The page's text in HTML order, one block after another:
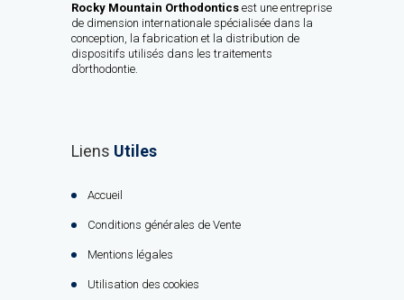
Rocky Mountain Orthodontics est une entreprise
de dimension internationale spécialisée dans la
conception, la fabrication et la distribution de
dispositifs utilisés dans les traitements
d’orthodontie.
Liens Utiles
Accueil
Conditions générales de Vente
Mentions légales
Utilisation des cookies